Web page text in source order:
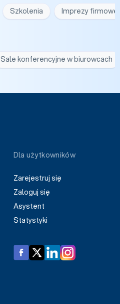
Szkolenia Imprezy firmowe
Sale konferencyjne w biurowcach
Dla użytkowników
Zarejestruj się
Zaloguj się
Asystent
Statystyki